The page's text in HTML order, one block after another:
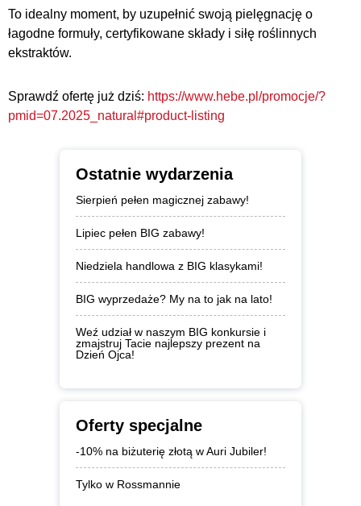
To idealny moment, by uzupełnić swoją pielęgnację o
łagodne formuły, certyfikowane składy i siłę roślinnych
ekstraktów.
Sprawdź ofertę już dziś: https://www.hebe.pl/promocje/?
pmid=07.2025_natural#product-listing
Ostatnie wydarzenia
Sierpień pełen magicznej zabawy!
Lipiec pełen BIG zabawy!
Niedziela handlowa z BIG klasykami!
BIG wyprzedaże? My na to jak na lato!
Weź udział w naszym BIG konkursie i
zmajstruj Tacie najlepszy prezent na
Dzień Ojca!
Oferty specjalne
-10% na biżuterię złotą w Auri Jubiler!
Tylko w Rossmannie